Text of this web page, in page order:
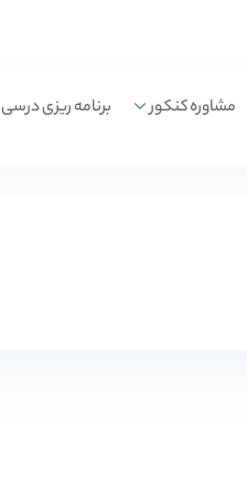
مشاوره کنکور برنامه ریزی درسی